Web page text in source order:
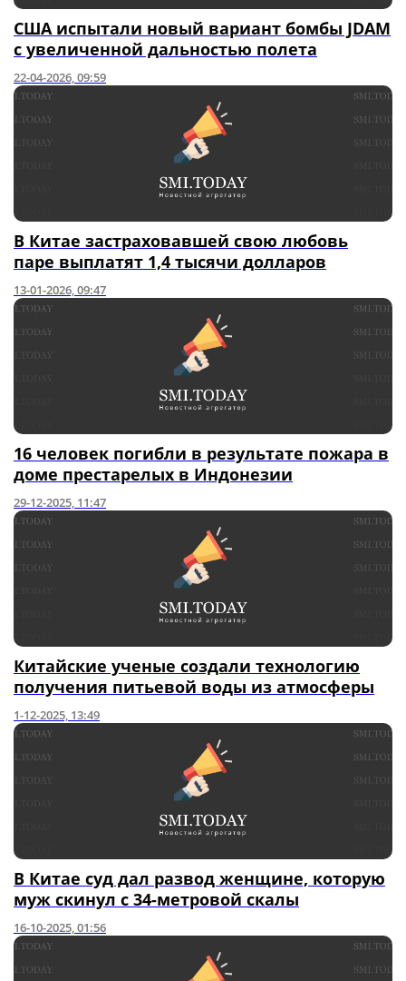
США испытали новый вариант бомбы JDAM
с увеличенной дальностью полета
22-04-2026, 09:59
В Китае застраховавшей свою любовь
паре выплатят 1,4 тысячи долларов
13-01-2026, 09:47
16 человек погибли в результате пожара в
доме престарелых в Индонезии
29-12-2025, 11:47
Китайские ученые создали технологию
получения питьевой воды из атмосферы
1-12-2025, 13:49
В Китае суд дал развод женщине, которую
муж скинул с 34-метровой скалы
16-10-2025, 01:56